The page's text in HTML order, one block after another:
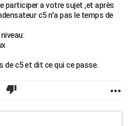
participer a votre sujet ,et après
c5 n'a pas le temps de
de c5 et dit ce qui ce passe.